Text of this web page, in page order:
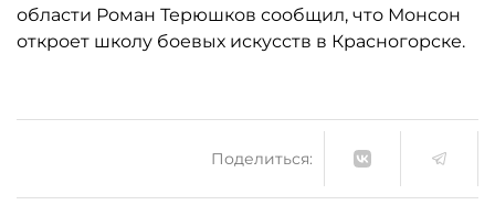
области Роман Терюшков сообщил, что Монсон
откроет школу боевых искусств в Красногорске.
Поделиться: